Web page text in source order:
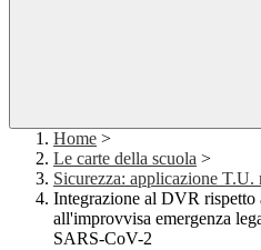
Home >
Le carte della scuola >
Sicurezza: applicazione T.U.
Integrazione al DVR
all'improvvisa emergenza
SARS-CoV-2